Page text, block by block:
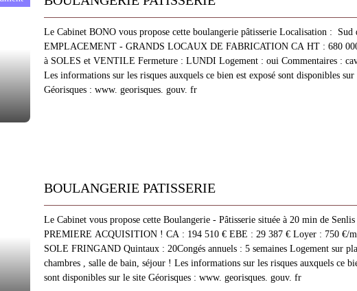
Le Cabinet BONO vous propose cette boulangerie pâtisserie Localisation :
EMPLACEMENT - GRANDS LOCAUX DE FABRICATION CA HT : 680
à SOLES et VENTILE Fermeture : LUNDI Logement : oui Commentaires :
Les informations sur les risques auxquels ce bien est exposé sont disponibles sur
Géorisques : www. georisques. gouv. fr
BOULANGERIE PATISSERIE
Le Cabinet vous propose cette Boulangerie - Pâtisserie située à 20 min de
PREMIERE ACQUISITION ! CA : 194 510 € EBE : 29 387 € Loyer : 750 €/
SOLE FRINGAND Quintaux : 20Congés annuels : 5 semaines Logement sur
chambres , salle de bain, séjour ! Les informations sur les risques auxquels ce
sont disponibles sur le site Géorisques : www. georisques. gouv. fr